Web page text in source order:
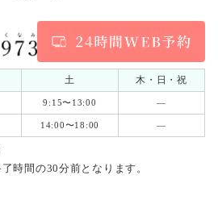
土
木・日・祝
9:15〜13:00 ―
14:00〜18:00 ―
時間の30分前となります。